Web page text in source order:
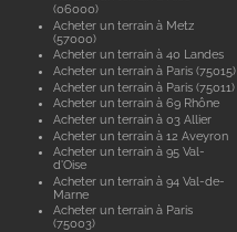
(06000)
Acheter un terrain à Metz
(57000)
Acheter un terrain à 40 Landes
Acheter un terrain à Paris (75015)
Acheter un terrain à Paris (75011)
Acheter un terrain à 69 Rhône
Acheter un terrain à 03 Allier
Acheter un terrain à 12 Aveyron
Acheter un terrain à 95 Val-
d'Oise
Acheter un terrain à 94 Val-de-
Marne
Acheter un terrain à Paris
(75003)